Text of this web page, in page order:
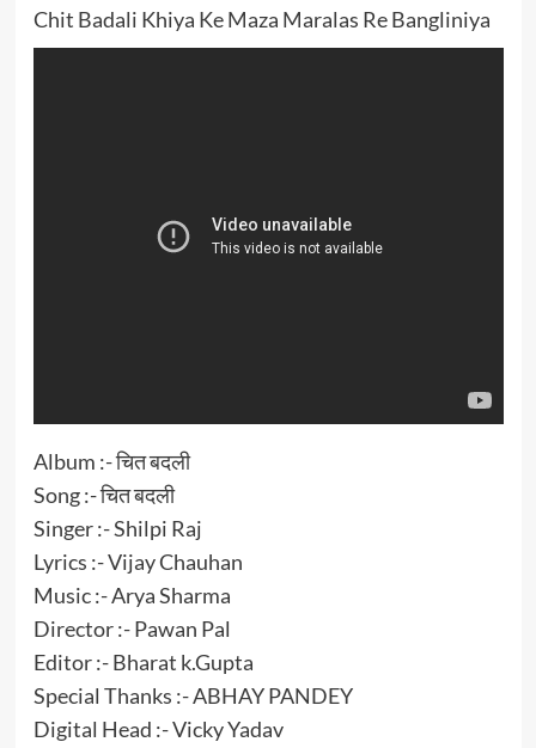
Chit Badali Khiya Ke Maza Maralas Re Bangliniya
Album :- चित बदली
Song :- चित बदली
Singer :- Shilpi Raj
Lyrics :- Vijay Chauhan
Music :- Arya Sharma
Director :- Pawan Pal
Editor :- Bharat k.Gupta
Special Thanks :- ABHAY PANDEY
Digital Head :- Vicky Yadav